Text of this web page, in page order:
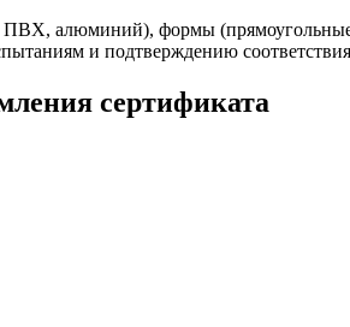
ПВХ, алюминий), формы
и подтверждению
сертификата